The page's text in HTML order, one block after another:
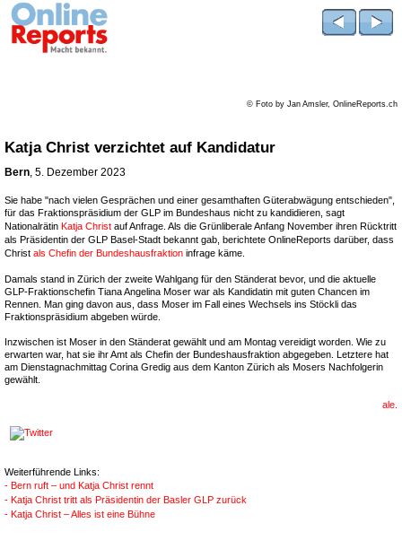
© Foto by Jan Amsler, OnlineReports.ch
Katja Christ verzichtet auf Kandidatur
Bern, 5. Dezember 2023
Sie habe "nach vielen Gesprächen und einer gesamthaften Güterabwägung entschieden",
für das Fraktionspräsidium der GLP im Bundeshaus nicht zu kandidieren, sagt
Nationalrätin Katja Christ auf Anfrage. Als die Grünliberale Anfang November ihren Rücktritt
als Präsidentin der GLP Basel-Stadt bekannt gab, berichtete OnlineReports darüber, dass
Christ als Chefin der Bundeshausfraktion infrage käme.
Damals stand in Zürich der zweite Wahlgang für den Ständerat bevor, und die aktuelle
GLP-Fraktionschefin Tiana Angelina Moser war als Kandidatin mit guten Chancen im
Rennen. Man ging davon aus, dass Moser im Fall eines Wechsels ins Stöckli das
Fraktionspräsidium abgeben würde.
Inzwischen ist Moser in den Ständerat gewählt und am Montag vereidigt worden. Wie zu
erwarten war, hat sie ihr Amt als Chefin der Bundeshausfraktion abgegeben. Letztere hat
am Dienstagnachmittag Corina Gredig aus dem Kanton Zürich als Mosers Nachfolgerin
gewählt.
ale.
Weiterführende Links:
- Bern ruft – und Katja Christ rennt
- Katja Christ tritt als Präsidentin der Basler GLP zurück
- Katja Christ – Alles ist eine Bühne